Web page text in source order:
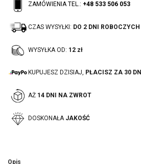
ZAMÓWIENIA TEL.: +48 533 506 053
CZAS WYSYŁKI: DO 2 DNI ROBOCZYCH
WYSYŁKA OD: 12 zł
KUPUJESZ DZISIAJ, PŁACISZ ZA 30 DNI
AŻ 14 DNI NA ZWROT
DOSKONAŁA JAKOŚĆ
Opis